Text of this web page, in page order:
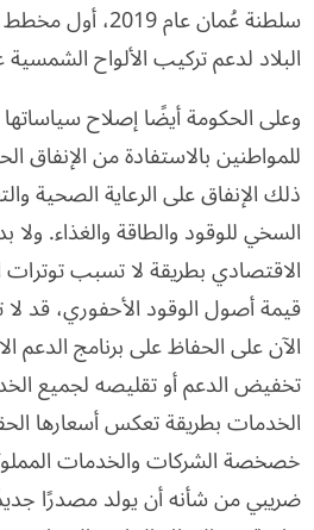
سلطنة عُمان عام
البلاد لدعم تركيب الألواح
وعلى الحكومة أيضًا إصلاح
للمواطنين بالاستفادة من الإنفاق
ذلك الإنفاق على الرعاية الصحية
السخي للوقود والطاقة والغذاء. ولا
الاقتصادي بطريقة لا تسبب
قيمة أصول الوقود الأحفوري، قد
الآن على الحفاظ على برنامج الدعم
تخفيض الدعم أو تقليصه لجميع
الخدمات بطريقة تعكس أسعارها
خصخصة الشركات والخدمات
ضريبي من شأنه أن يولد مصدرًا